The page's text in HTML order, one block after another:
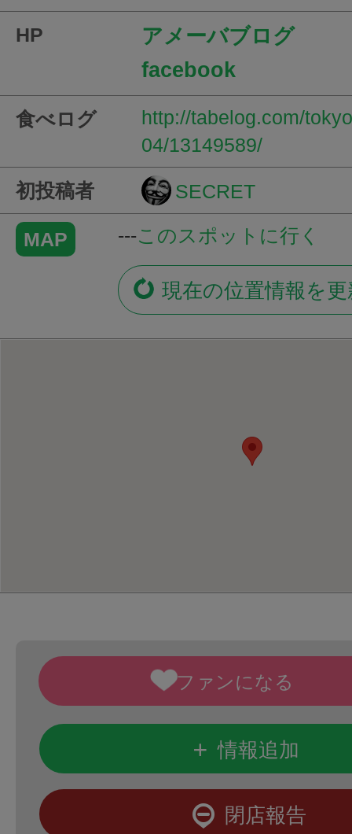
HP
アメーバブログ
facebook
食べログ
http://tabelog.com/
04/13149589/
初投稿者 SECRET
MAP ---このスポットに行く
現在の位置情報を
+ 情報追加
閉店報告